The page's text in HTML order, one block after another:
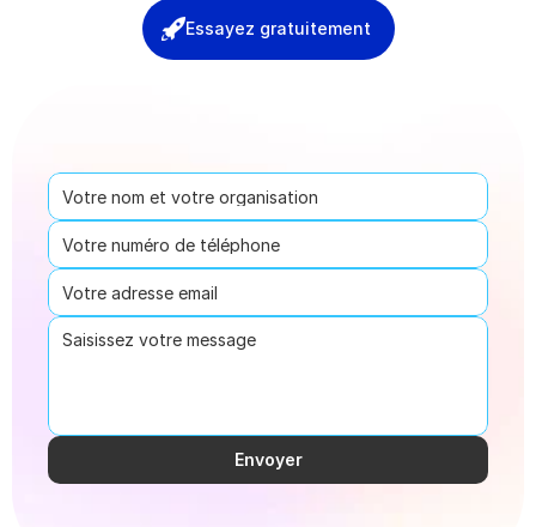
Essayez gratuitement
Envoyer